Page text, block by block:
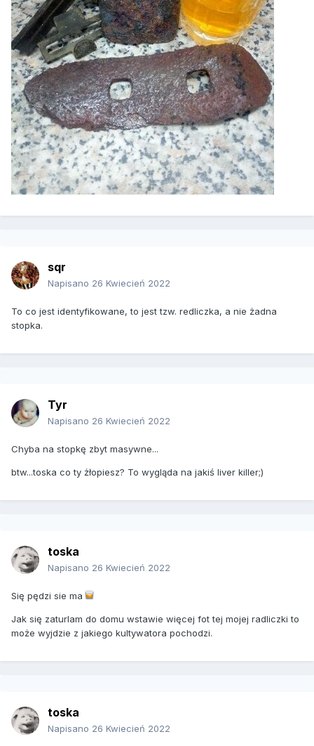
sqr
Napisano 26 Kwiecień 2022
To co jest identyfikowane, to jest tzw. redliczka, a nie żadna
stopka.
Tyr
Napisano 26 Kwiecień 2022
Chyba na stopkę zbyt masywne...
btw...toska co ty żłopiesz? To wygląda na jakiś liver killer;)
toska
Napisano 26 Kwiecień 2022
Się pędzi sie ma
Jak się zaturlam do domu wstawie więcej fot tej mojej radliczki to
może wyjdzie z jakiego kultywatora pochodzi.
toska
Napisano 26 Kwiecień 2022